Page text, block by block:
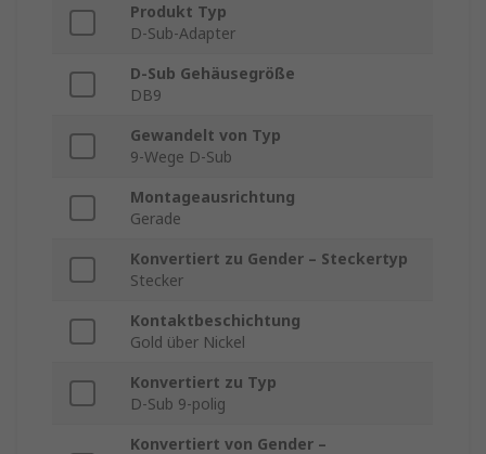
Produkt Typ
D-Sub-Adapter
D-Sub Gehäusegröße
DB9
Gewandelt von Typ
9-Wege D-Sub
Montageausrichtung
Gerade
Konvertiert zu Gender – Steckertyp
Stecker
Kontaktbeschichtung
Gold über Nickel
Konvertiert zu Typ
D-Sub 9-polig
Konvertiert von Gender –